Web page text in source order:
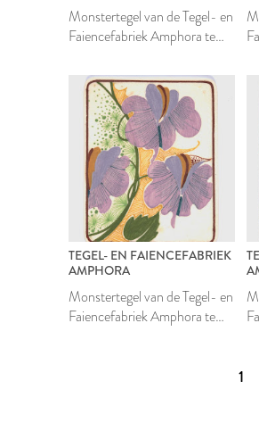
Monstertegel van de Tegel- en
Faiencefabriek Amphora te
TEGEL- EN FAIENCEFABRIEK
AMPHORA
Monstertegel van de Tegel- en
Faiencefabriek Amphora te
1